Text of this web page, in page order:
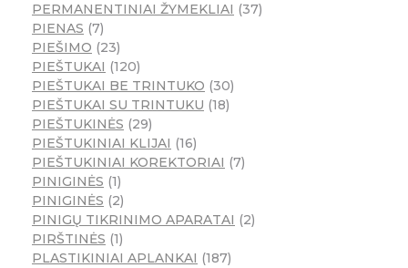
PERMANENTINIAI ŽYMEKLIAI
37
PIENAS 7
PIEŠIMO
23
PIEŠTUKAI
120
PIEŠTUKAI BE TRINTUKO 30
PIEŠTUKAI SU TRINTUKU 18
PIEŠTUKINĖS
29
PIEŠTUKINIAI KLIJAI
16
PIEŠTUKINIAI KOREKTORIAI
7
PINIGINĖS 1
PINIGINĖS
2
PINIGŲ TIKRINIMO APARATAI
2
PIRŠTINĖS 1
PLASTIKINIAI APLANKAI
187